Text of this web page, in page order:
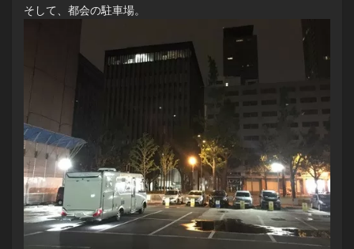
そして、都会の駐車場。